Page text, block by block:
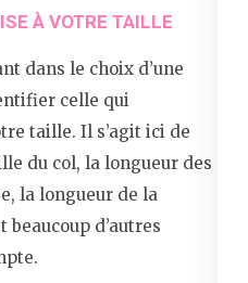
À VOTRE TAILLE
dans le choix d’une
celle qui
taille. Il s’agit ici de
du col, la longueur des
la longueur de la
d’autres